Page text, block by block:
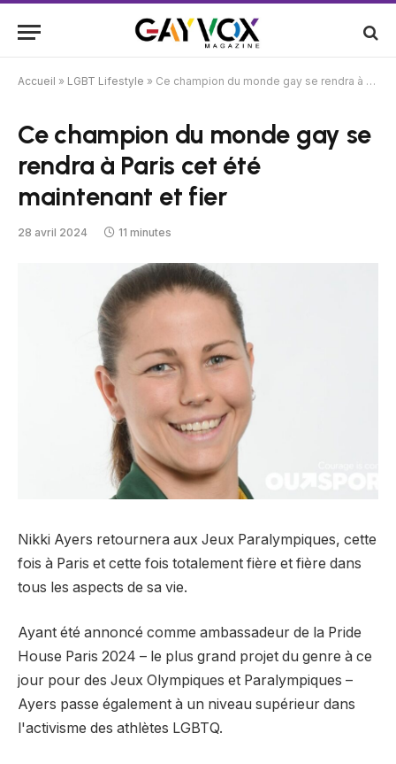
Accueil » LGBT Lifestyle » Ce champion du monde gay se rendra à Paris cet été maintenant et fier
Ce champion du monde gay se
rendra à Paris cet été
maintenant et fier
28 avril 2024 11 minutes
Nikki Ayers retournera aux Jeux Paralympiques, cette
fois à Paris et cette fois totalement fière et fière dans
tous les aspects de sa vie.
Ayant été annoncé comme ambassadeur de la Pride
House Paris 2024 – le plus grand projet du genre à ce
jour pour des Jeux Olympiques et Paralympiques –
Ayers passe également à un niveau supérieur dans
l'activisme des athlètes LGBTQ.